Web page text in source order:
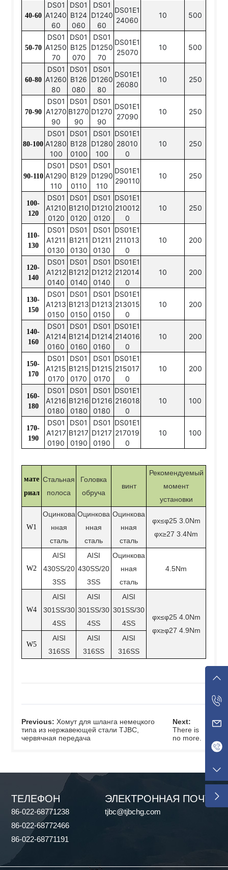
40-60
DS01
A1240
60
DS01
B124
060
DS01
D1240
60
DS01E1
24060
10 500
50-70
DS01
A1250
70
DS01
B125
070
DS01
D1250
70
DS01E1
25070
10 500
60-80
DS01
A1260
80
DS01
B126
080
DS01
D1260
80
DS01E1
26080
10 250
70-90
DS01
A1270
90
DS01
B1270
90
DS01
D1270
90
DS01E1
27090
10 250
80-100
DS01
A1280
100
DS01
B128
0100
DS01
D1280
100
DS01E1
28010
0
10 250
90-110
DS01
A1290
110
DS01
B129
0110
DS01
D1290
110
DS01E1
290110
10 250
100-
120
DS01
A1210
0120
DS01
B1210
0120
DS01
D1210
0120
DS01E1
210012
0
10 250
110-
130
DS01
A1211
0130
DS01
B1211
0130
DS01
D1211
0130
DS01E1
211013
0
10 200
120-
140
DS01
A1212
0140
DS01
B1212
0140
DS01
D1212
0140
DS01E1
212014
0
10 200
130-
150
DS01
A1213
0150
DS01
B1213
0150
DS01
D1213
0150
DS01E1
213015
0
10 200
140-
160
DS01
A1214
0160
DS01
B1214
0160
DS01
D1214
0160
DS01E1
214016
0
10 200
150-
170
DS01
A1215
0170
DS01
B1215
0170
DS01
D1215
0170
DS01E1
215017
0
10 200
160-
180
DS01
A1216
0180
DS01
B1216
0180
DS01
D1216
0180
DS01E1
216018
0
10 100
170-
190
DS01
A1217
0190
DS01
B1217
0190
DS01
D1217
0190
DS01E1
217019
0
10 100
мате
риал
Стальная
полоса
Головка
обруча
винт
Рекомендуемый
момент
установки
W1
Оцинкова
нная
сталь
Оцинкова
нная
сталь
Оцинкова
нная
сталь
φx≤φ25 3.0Nm
φx≥27 3.4Nm
W2
AISI
430SS/20
3SS
AISI
430SS/20
3SS
Оцинкова
нная
сталь
4.5Nm
W4
AISI
301SS/30
4SS
AISI
301SS/30
4SS
AISI
301SS/30
4SS
φx≤φ25 4.0Nm
φx≥φ27 4.9Nm
W5
AISI
316SS
AISI
316SS
AISI
316SS
Previous:Хомут для шланга немецкого
типа из нержавеющей стали TJBC,
червячная передача
Next:
There is
no more.
ТЕЛЕФОН
86-022-68771238
86-022-68772466
86-022-68771191
ЭЛЕКТРОННАЯ ПОЧТА
tjbc@tjbchg.com